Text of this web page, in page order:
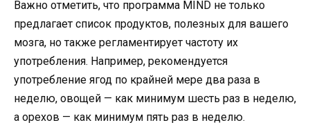
Важно отметить, что программа MIND не только
предлагает список продуктов, полезных для вашего
мозга, но также регламентирует частоту их
употребления. Например, рекомендуется
употребление ягод по крайней мере два раза в
неделю, овощей — как минимум шесть раз в неделю,
а орехов — как минимум пять раз в неделю.